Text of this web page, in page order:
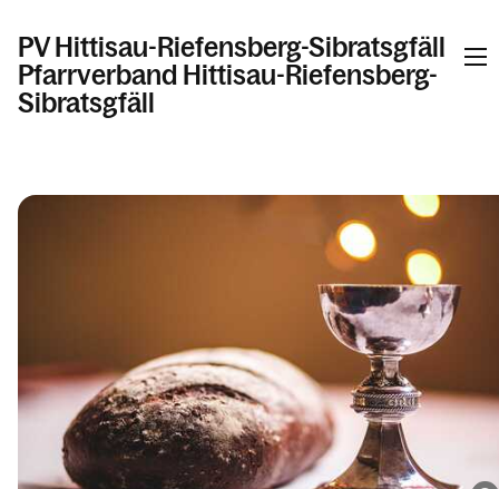
PV Hittisau-Riefensberg-Sibratsgfäll
Pfarrverband Hittisau-Riefensberg-
Sibratsgfäll